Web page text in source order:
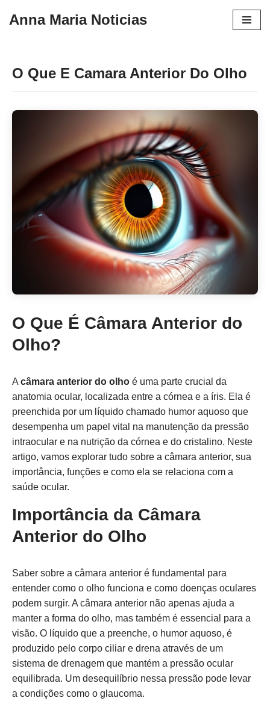
conteúdo
Anna Maria Noticias
O Que E Camara Anterior Do Olho
O Que É Câmara Anterior do
Olho?
A câmara anterior do olho é uma parte crucial da
anatomia ocular, localizada entre a córnea e a íris. Ela é
preenchida por um líquido chamado humor aquoso que
desempenha um papel vital na manutenção da pressão
intraocular e na nutrição da córnea e do cristalino. Neste
artigo, vamos explorar tudo sobre a câmara anterior, sua
importância, funções e como ela se relaciona com a
saúde ocular.
Importância da Câmara
Anterior do Olho
Saber sobre a câmara anterior é fundamental para
entender como o olho funciona e como doenças oculares
podem surgir. A câmara anterior não apenas ajuda a
manter a forma do olho, mas também é essencial para a
visão. O líquido que a preenche, o humor aquoso, é
produzido pelo corpo ciliar e drena através de um
sistema de drenagem que mantém a pressão ocular
equilibrada. Um desequilíbrio nessa pressão pode levar
a condições como o glaucoma.